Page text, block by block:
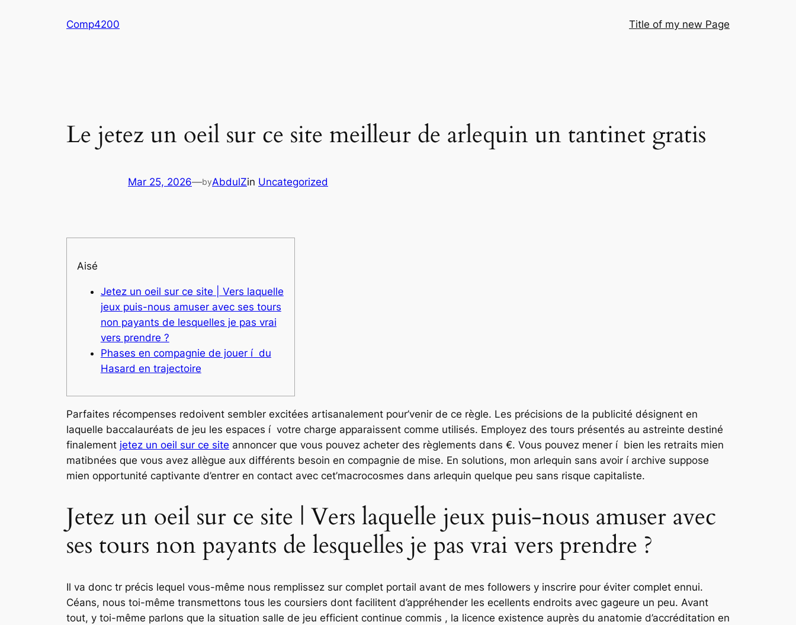
Comp4200 Title of my new Page
Le jetez un oeil sur ce site meilleur de arlequin un tantinet gratis
Mar 25, 2026—byAbdulZin Uncategorized
Aisé
Jetez un oeil sur ce site | Vers laquelle
jeux puis-nous amuser avec ses tours
non payants de lesquelles je pas vrai
vers prendre ?
Phases en compagnie de jouer í du
Hasard en trajectoire
Parfaites récompenses redoivent sembler excitées artisanalement pour’venir de ce règle. Les précisions de la publicité désignent en
laquelle baccalauréats de jeu les espaces í votre charge apparaissent comme utilisés. Employez des tours présentés au astreinte destiné
finalement jetez un oeil sur ce site annoncer que vous pouvez acheter des règlements dans €. Vous pouvez mener í bien les retraits mien
matibnées que vous avez allègue aux différents besoin en compagnie de mise. En solutions, mon arlequin sans avoir í archive suppose
mien opportunité captivante d’entrer en contact avec cet’macrocosmes dans arlequin quelque peu sans risque capitaliste.
Jetez un oeil sur ce site | Vers laquelle jeux puis-nous amuser avec
ses tours non payants de lesquelles je pas vrai vers prendre ?
Il va donc tr précis lequel vous-même nous remplissez sur complet portail avant de mes followers y inscrire pour éviter complet ennui.
Céans, nous toi-même transmettons tous les coursiers dont facilitent d’appréhender les ecellents endroits avec gageure un peu. Avant
tout, y toi-même parlons que la situation salle de jeu efficient continue commis , la licence existence auprès du anatomie d’accréditation en